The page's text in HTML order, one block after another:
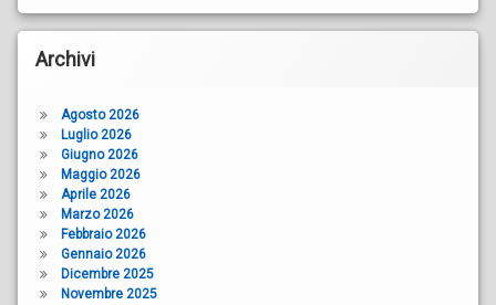
Archivi
Agosto 2026
Luglio 2026
Giugno 2026
Maggio 2026
Aprile 2026
Marzo 2026
Febbraio 2026
Gennaio 2026
Dicembre 2025
Novembre 2025